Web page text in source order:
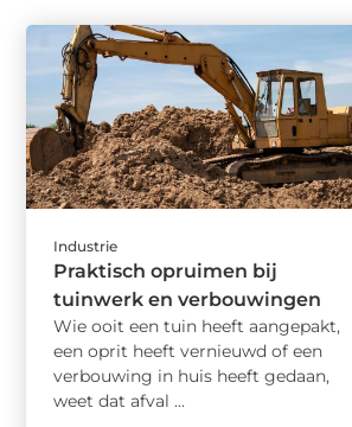
Industrie
Praktisch opruimen bij
tuinwerk en verbouwingen
Wie ooit een tuin heeft aangepakt,
een oprit heeft vernieuwd of een
verbouwing in huis heeft gedaan,
weet dat afval ...